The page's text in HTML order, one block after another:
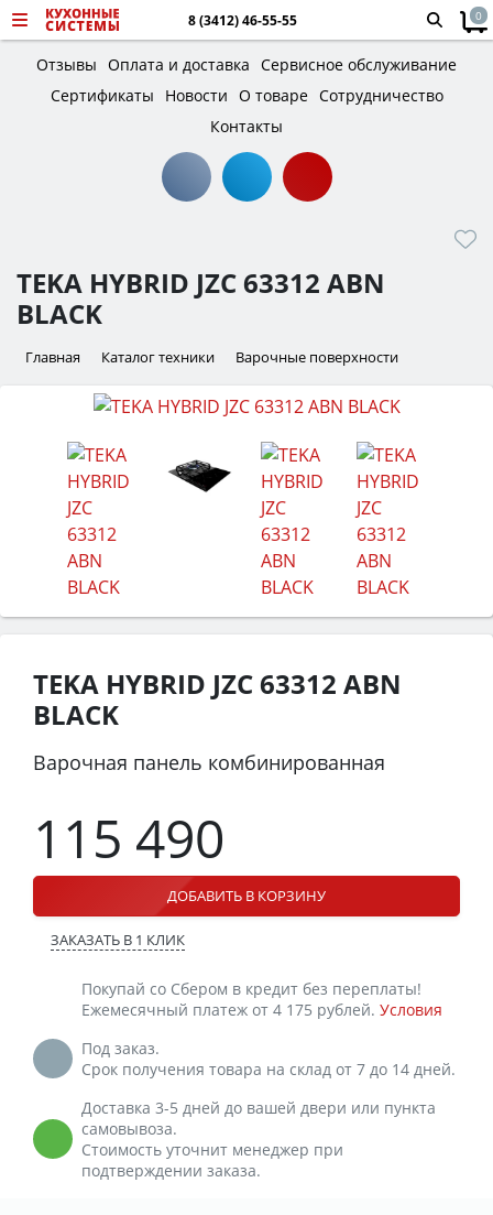
8 (3412) 46-55-55 0
Отзывы Оплата и доставка Сервисное обслуживание
Сертификаты
Новости О товаре Сотрудничество
Контакты
TEKA HYBRID JZC 63312 ABN
BLACK
Главная Каталог техники Варочные поверхности
TEKA HYBRID JZC 63312 ABN
BLACK
Варочная панель комбинированная
115 490
ДОБАВИТЬ В КОРЗИНУ
ЗАКАЗАТЬ В 1 КЛИК
Покупай со Сбером в кредит без переплаты!
Ежемесячный платеж от 4 175 рублей. Условия
Под заказ.
Срок получения товара на склад от 7 до 14 дней.
Доставка 3-5 дней до вашей двери или пункта
самовывоза.
Стоимость уточнит менеджер при
подтверждении заказа.